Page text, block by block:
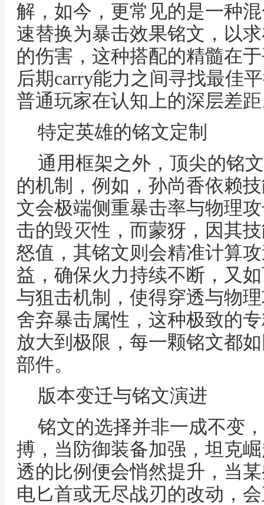
解，如今，更常见的是一种
速替换为暴击效果铭文，以
的伤害，这种搭配的精髓在
后期carry能力之间寻找最佳
普通玩家在认知上的深层差
特定英雄的铭文定制
通用框架之外，顶尖的铭
的机制，例如，孙尚香依赖
文会极端侧重暴击率与物理
击的毁灭性，而蒙犽，因其
怒值，其铭文则会精准计算
益，确保火力持续不断，又
与狙击机制，使得穿透与物
舍弃暴击属性，这种极致的
放大到极限，每一颗铭文都
部件。
版本变迁与铭文演进
铭文的选择并非一成不变
搏，当防御装备加强，坦克
透的比例便会悄然提升，当
电匕首或无尽战刃的改动，